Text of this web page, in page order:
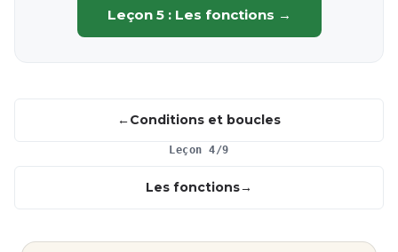
Leçon 5 : Les fonctions →
Conditions et boucles
Leçon 4/9
Les fonctions